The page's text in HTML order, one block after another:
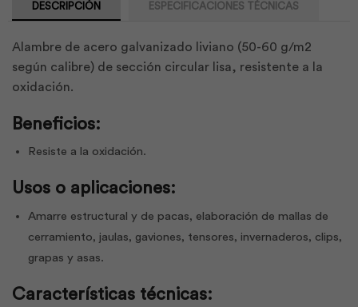
DESCRIPCIÓN ESPECIFICACIONES TÉCNICAS
Alambre de acero galvanizado liviano (50-60 g/m2
según calibre) de sección circular lisa, resistente a la
oxidación.
Beneficios:
Resiste a la oxidación.
Usos o aplicaciones:
Amarre estructural y de pacas, elaboración de mallas de
cerramiento, jaulas, gaviones, tensores, invernaderos, clips,
grapas y asas.
Características técnicas: